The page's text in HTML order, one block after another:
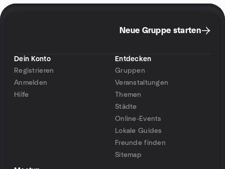
Neue Gruppe starten
Dein Konto
Registrieren
Anmelden
Hilfe
Entdecken
Gruppen
Veranstaltungen
Themen
Städte
Online-Events
Lokale Guides
Freunde finden
Sitemap